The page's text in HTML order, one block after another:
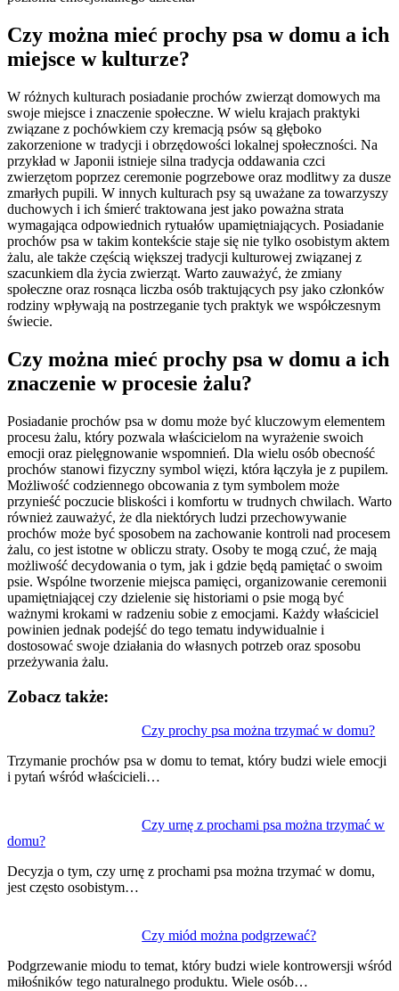
Czy można mieć prochy psa w domu a ich
miejsce w kulturze?
W różnych kulturach posiadanie prochów zwierząt domowych ma
swoje miejsce i znaczenie społeczne. W wielu krajach praktyki
związane z pochówkiem czy kremacją psów są głęboko
zakorzenione w tradycji i obrzędowości lokalnej społeczności. Na
przykład w Japonii istnieje silna tradycja oddawania czci
zwierzętom poprzez ceremonie pogrzebowe oraz modlitwy za dusze
zmarłych pupili. W innych kulturach psy są uważane za towarzyszy
duchowych i ich śmierć traktowana jest jako poważna strata
wymagająca odpowiednich rytuałów upamiętniających. Posiadanie
prochów psa w takim kontekście staje się nie tylko osobistym aktem
żalu, ale także częścią większej tradycji kulturowej związanej z
szacunkiem dla życia zwierząt. Warto zauważyć, że zmiany
społeczne oraz rosnąca liczba osób traktujących psy jako członków
rodziny wpływają na postrzeganie tych praktyk we współczesnym
świecie.
Czy można mieć prochy psa w domu a ich
znaczenie w procesie żalu?
Posiadanie prochów psa w domu może być kluczowym elementem
procesu żalu, który pozwala właścicielom na wyrażenie swoich
emocji oraz pielęgnowanie wspomnień. Dla wielu osób obecność
prochów stanowi fizyczny symbol więzi, która łączyła je z pupilem.
Możliwość codziennego obcowania z tym symbolem może
przynieść poczucie bliskości i komfortu w trudnych chwilach. Warto
również zauważyć, że dla niektórych ludzi przechowywanie
prochów może być sposobem na zachowanie kontroli nad procesem
żalu, co jest istotne w obliczu straty. Osoby te mogą czuć, że mają
możliwość decydowania o tym, jak i gdzie będą pamiętać o swoim
psie. Wspólne tworzenie miejsca pamięci, organizowanie ceremonii
upamiętniającej czy dzielenie się historiami o psie mogą być
ważnymi krokami w radzeniu sobie z emocjami. Każdy właściciel
powinien jednak podejść do tego tematu indywidualnie i
dostosować swoje działania do własnych potrzeb oraz sposobu
przeżywania żalu.
Zobacz także:
Czy prochy psa można trzymać w domu?
Trzymanie prochów psa w domu to temat, który budzi wiele emocji
i pytań wśród właścicieli…
Czy urnę z prochami psa można trzymać w
domu?
Decyzja o tym, czy urnę z prochami psa można trzymać w domu,
jest często osobistym…
Czy miód można podgrzewać?
Podgrzewanie miodu to temat, który budzi wiele kontrowersji wśród
miłośników tego naturalnego produktu. Wiele osób…
wpisu